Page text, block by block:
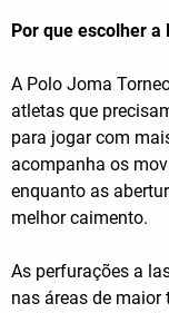
Por que escolher
A Polo Joma
atletas que
para jogar com
acompanha os
enquanto as
melhor caimento.
As perfurações a
nas áreas de